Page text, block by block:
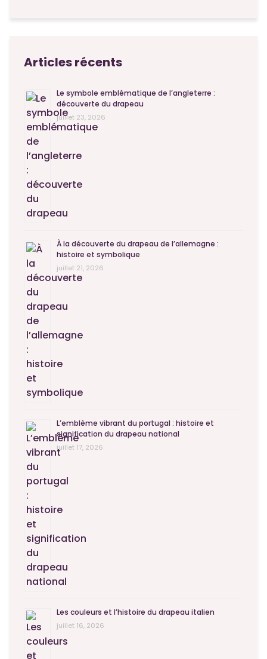
Articles récents
Le symbole emblématique de l’angleterre :
découverte du drapeau
juillet 23, 2026
À la découverte du drapeau de l’allemagne :
histoire et symbolique
juillet 21, 2026
L’emblème vibrant du portugal : histoire et
signification du drapeau national
juillet 17, 2026
Les couleurs et l’histoire du drapeau italien
juillet 16, 2026